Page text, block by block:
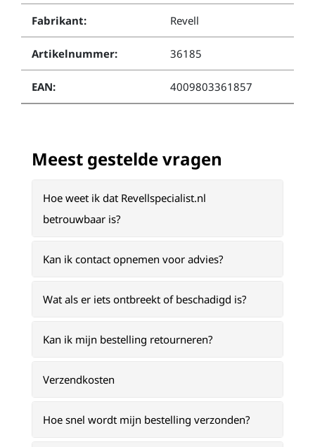
Fabrikant: Revell
Artikelnummer: 36185
EAN: 4009803361857
Meest gestelde vragen
Hoe weet ik dat Revellspecialist.nl
betrouwbaar is?
Kan ik contact opnemen voor advies?
Wat als er iets ontbreekt of beschadigd is?
Kan ik mijn bestelling retourneren?
Verzendkosten
Hoe snel wordt mijn bestelling verzonden?